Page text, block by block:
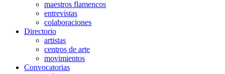
maestros flamencos
entrevistas
colaboraciones
Directorio
artistas
centros de arte
movimientos
Convocatorias